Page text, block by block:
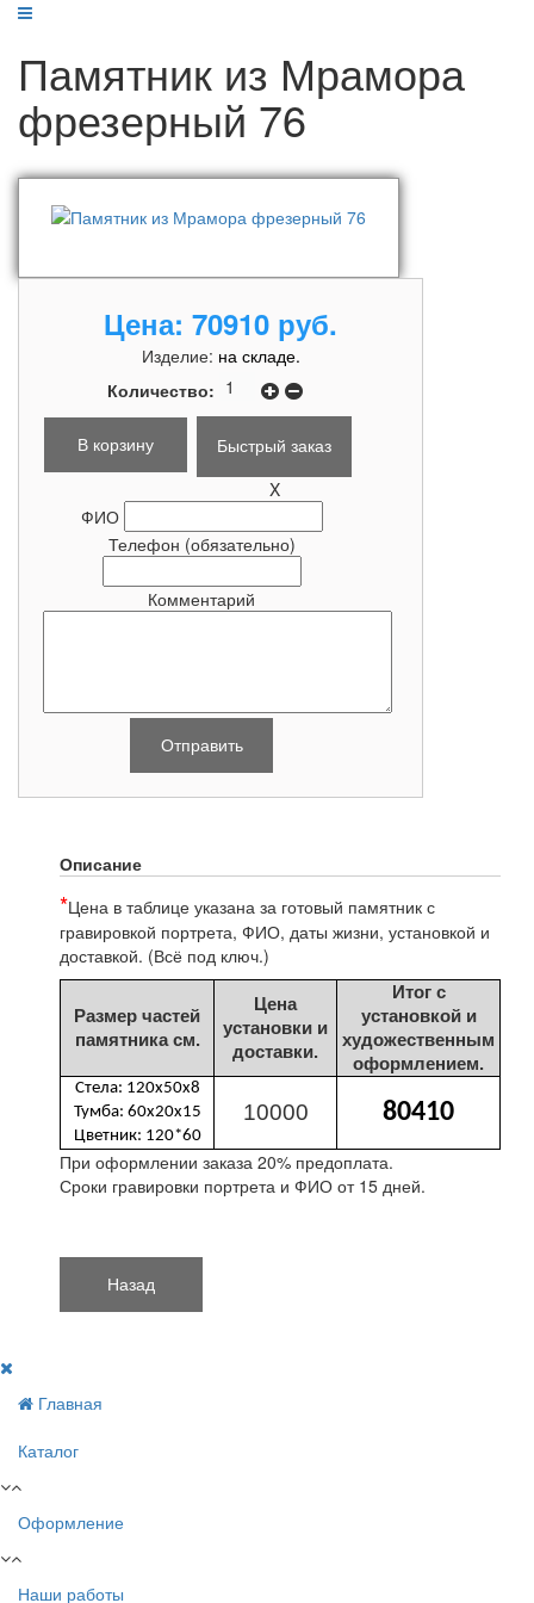
Памятник из Мрамора
фрезерный 76
Цена: 70910 руб.
Изделие: на складе.
Количество:
Быстрый заказ
X
ФИО
Телефон (обязательно)
Комментарий
Описание
*Цена в таблице указана за готовый памятник с
гравировкой портрета, ФИО, даты жизни, установкой и
доставкой. (Всё под ключ.)
Размер частей
памятника см.
Цена
установки и
доставки.
Итог с
установкой и
художественным
оформлением.
Стела: 120х50х8
Тумба: 60х20х15
Цветник: 120*60
10000 80410
При оформлении заказа 20% предоплата.
Сроки гравировки портрета и ФИО от 15 дней.
Главная
Каталог
Оформление
Наши работы